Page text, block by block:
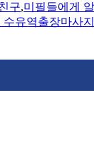
구,미필들에게
유역출장마사지